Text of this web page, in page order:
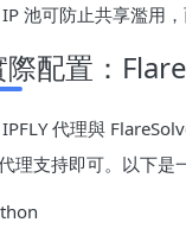
池可防止共享濫用
際配置：
代理與
理支持即可。以下是